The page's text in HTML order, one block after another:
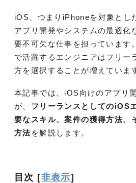
iOS、つまりiPhoneを対象とし
アプリ開発やシステムの最適化
要不可欠な仕事を担っています
で活躍するエンジニアはフリー
方を選択することが増えていま
本記事では、iOS向けのアプリ
が、 フリーランスとしてのiOS
要なスキル、案件の獲得方法、
方法を解説します。
目次 [非表示]